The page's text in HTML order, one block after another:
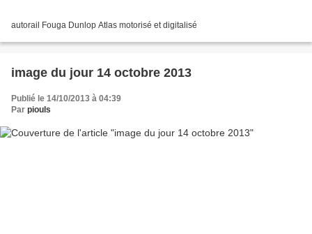
autorail Fouga Dunlop Atlas motorisé et digitalisé
image du jour 14 octobre 2013
Publié le 14/10/2013 à 04:39
Par piouls